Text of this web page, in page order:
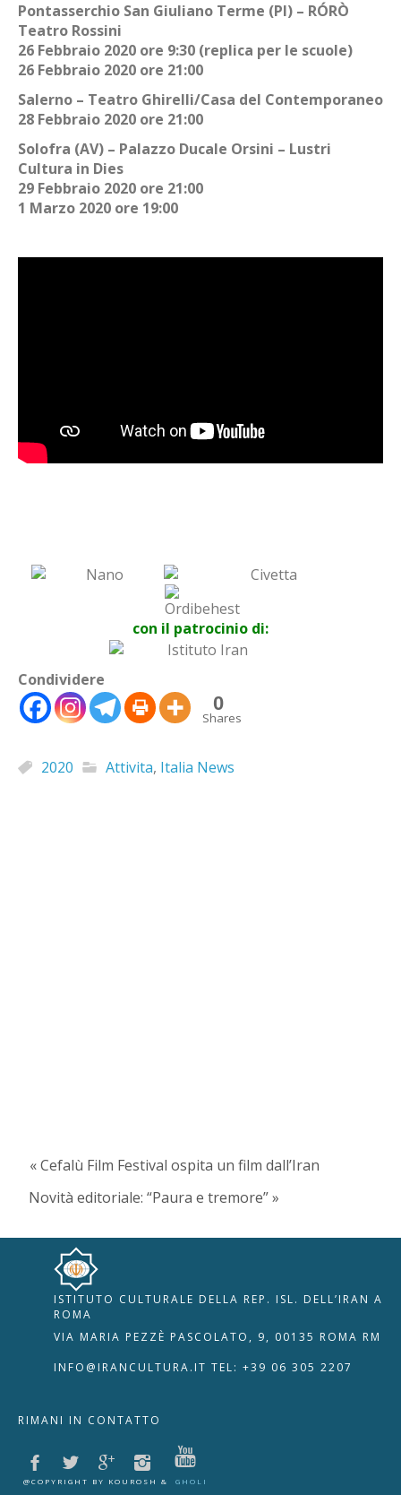
Pontasserchio San Giuliano Terme (PI) – RÓRÒ
Teatro Rossini
26 Febbraio 2020 ore 9:30 (replica per le scuole)
26 Febbraio 2020 ore 21:00
Salerno – Teatro Ghirelli/Casa del Contemporaneo
28 Febbraio 2020 ore 21:00
Solofra (AV) – Palazzo Ducale Orsini – Lustri
Cultura in Dies
29 Febbraio 2020 ore 21:00
1 Marzo 2020 ore 19:00
con il patrocinio di:
Condividere
0
Shares
2020 Attivita, Italia News
« Cefalù Film Festival ospita un film dall’Iran
Novità editoriale: “Paura e tremore” »
ISTITUTO CULTURALE DELLA REP. ISL. DELL’IRAN A
ROMA
VIA MARIA PEZZÈ PASCOLATO, 9, 00135 ROMA RM
INFO@IRANCULTURA.IT TEL: +39 06 305 2207
RIMANI IN CONTATTO
@COPYRIGHT BY KOUROSH & GHOLI
RIPRISTINA 🇮🇹 🇬🇧
Disattiva Immagini
Evidenzia Link